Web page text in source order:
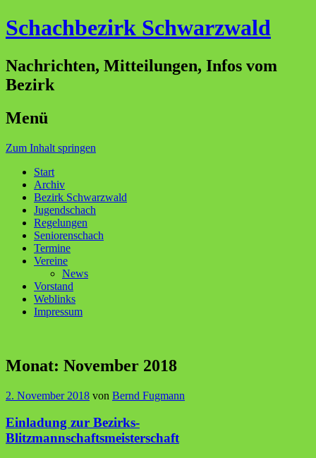
Schachbezirk Schwarzwald
Nachrichten, Mitteilungen, Infos vom
Bezirk
Menü
Zum Inhalt springen
Start
Archiv
Bezirk Schwarzwald
Jugendschach
Regelungen
Seniorenschach
Termine
Vereine
News
Vorstand
Weblinks
Impressum
Monat: November 2018
2. November 2018 von Bernd Fugmann
Einladung zur Bezirks-
Blitzmannschaftsmeisterschaft